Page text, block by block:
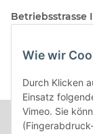
Wie wir
Durch Klicken
Einsatz
Vimeo. Sie
Betriebsstrasse
Kontakt